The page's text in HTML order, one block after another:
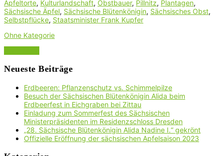
Apfeltorte, Kulturlandschaft, Obstbauer, Pillnitz, Plantagen,
Sächsische Äpfel, Sächsische Blütenkönigin, Sächsisches Obst,
Selbstpflücke, Staatsminister Frank Kupfer
Ohne Kategorie
Neueste Beiträge
Erdbeeren: Pflanzenschutz vs. Schimmelpilze
Besuch der Sächsischen Blütenkönigin Alida beim
Erdbeerfest in Eichgraben bei Zittau
Einladung zum Sommerfest des Sächsischen
Ministerpräsidenten im Residenzschloss Dresden
„28. Sächsische Blütenkönigin Alida Nadine I.“ gekrönt
Offizielle Eröffnung der sächsischen Apfelsaison 2023